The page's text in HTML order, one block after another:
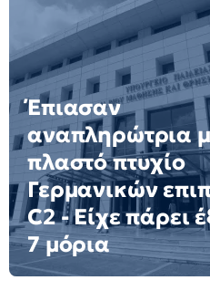
Έπιασαν
αναπληρώτρια
πλαστό πτυχίο
Γερμανικών
C2 - Είχε πάρει
7 μόρια